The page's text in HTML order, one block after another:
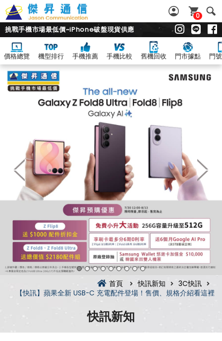
0
挑戰手機市場最低價~iPhone破盤現貨供應
價格總覽 機型排行 手機推薦 手機比較 舊機回收 門市據點 門
首頁 快訊新知
3C快訊
【快訊】蘋果全新 USB-C 充電配件登場！售價、規格介紹看這裡
快訊新知